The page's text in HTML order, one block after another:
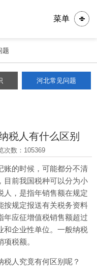
菜单
题
河北常见问题
税人有什么区别
次数：105369
账的时候，可能都分不清
目前我国税种可以分为小
人，是指年销售额在规定
按规定报送有关税务资料
年应征增值税销售额超过
和企业性单位。一般纳税
税额。
人究竟有何区别呢？